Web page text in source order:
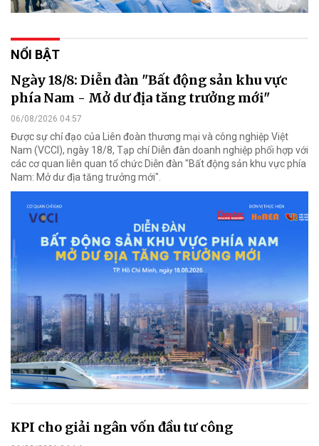
NỔI BẬT
Ngày 18/8: Diễn đàn "Bất động sản khu vực
phía Nam - Mở dư địa tăng trưởng mới"
06/08/2026 04:57
Được sự chỉ đạo của Liên đoàn thương mại và công nghiệp Việt
Nam (VCCI), ngày 18/8, Tạp chí Diễn đàn doanh nghiệp phối hợp với
các cơ quan liên quan tổ chức Diễn đàn "Bất động sản khu vực phía
Nam: Mở dư địa tăng trưởng mới".
KPI cho giải ngân vốn đầu tư công